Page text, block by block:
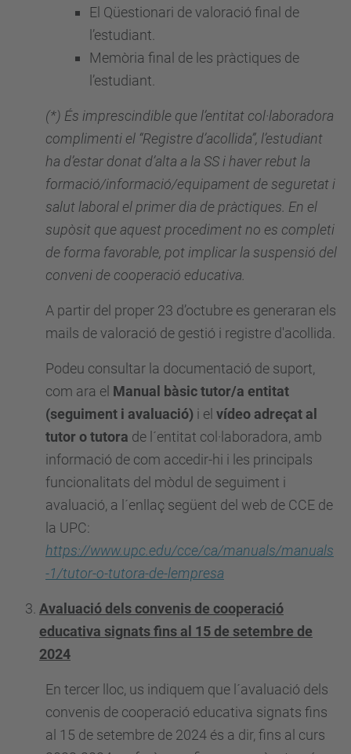
El Qüestionari de valoració final de
l’estudiant.
Memòria final de les pràctiques de
l’estudiant.
(*) És imprescindible que l’entitat col·laboradora
complimenti el “Registre d’acollida”, l’estudiant
ha d’estar donat d’alta a la SS i haver rebut la
formació/informació/equipament de seguretat i
salut laboral el primer dia de pràctiques. En el
supòsit que aquest procediment no es completi
de forma favorable, pot implicar la suspensió del
conveni de cooperació educativa.
A partir del proper 23 d’octubre es generaran els
mails de valoració de gestió i registre d'acollida.
Podeu consultar la documentació de suport,
com ara el Manual bàsic tutor/a entitat
(seguiment i avaluació) i el vídeo adreçat al
tutor o tutora de l´entitat col·laboradora, amb
informació de com accedir-hi i les principals
funcionalitats del mòdul de seguiment i
avaluació, a l´enllaç següent del web de CCE de
la UPC:
https://www.upc.edu/cce/ca/manuals/manuals
-1/tutor-o-tutora-de-lempresa
Avaluació dels convenis de cooperació
educativa signats fins al 15 de setembre de
2024
En tercer lloc, us indiquem que l´avaluació dels
convenis de cooperació educativa signats fins
al 15 de setembre de 2024 és a dir, fins al curs